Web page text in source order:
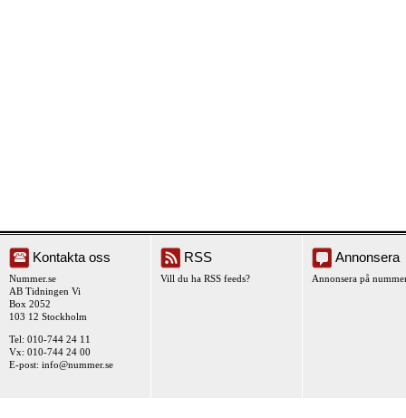
Kontakta oss
Nummer.se
AB Tidningen Vi
Box 2052
103 12 Stockholm
Tel: 010-744 24 11
Vx: 010-744 24 00
E-post: info@nummer.se
RSS
Vill du ha RSS feeds?
Annonsera
Annonsera på